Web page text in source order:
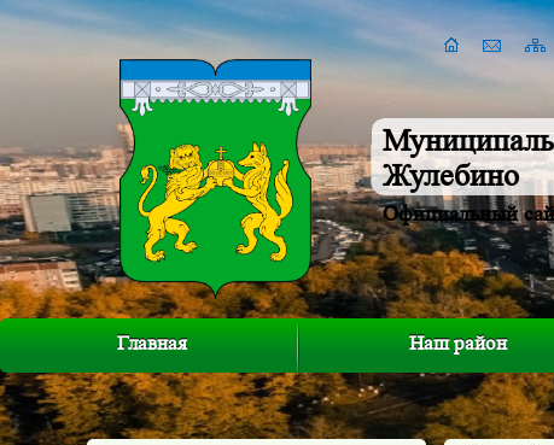
Жулебино
Официальный
Главная Наш район